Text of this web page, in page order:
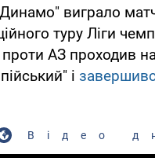
виграло
туру Ліги
АЗ проходив
і
Відео